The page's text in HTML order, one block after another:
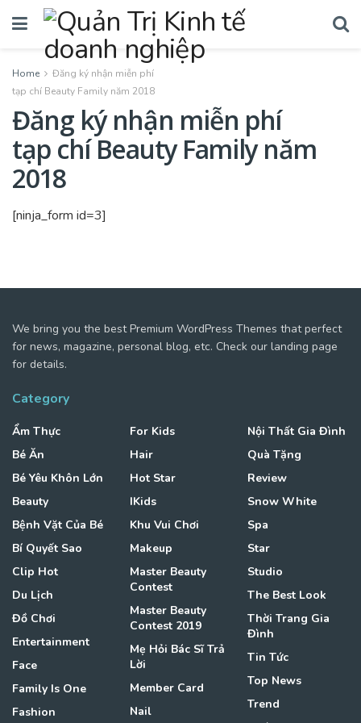
Home
Đăng ký nhận miễn phí
tạp chí Beauty Family năm 2018
Đăng ký nhận miễn phí
tạp chí Beauty Family năm
2018
[ninja_form id=3]
We bring you the best Premium WordPress Themes that perfect
for news, magazine, personal blog, etc. Check our landing page
for details.
Category
Ẩm Thực
Bé Ăn
Bé Yêu Khôn Lớn
Beauty
Bệnh Vặt Của Bé
Bí Quyết Sao
Clip Hot
Du Lịch
Đồ Chơi
Entertainment
Face
Family Is One
Fashion
For Kids
Hair
Hot Star
IKids
Khu Vui Chơi
Makeup
Master Beauty
Contest
Master Beauty
Contest 2019
Mẹ Hỏi Bác Sĩ Trả
Lời
Member Card
Nail
Nội Thất Gia Đình
Quà Tặng
Review
Snow White
Spa
Star
Studio
The Best Look
Thời Trang Gia
Đình
Tin Tức
Top News
Trend